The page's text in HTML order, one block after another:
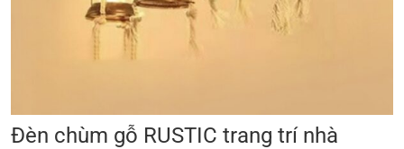
Đèn chùm gỗ RUSTIC trang trí nhà